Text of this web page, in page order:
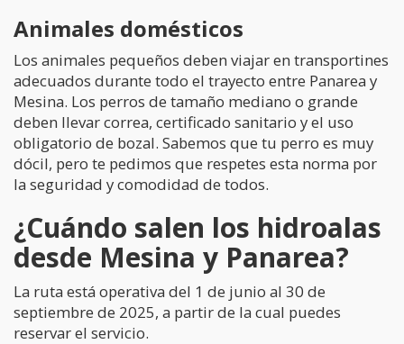
Animales domésticos
Los animales pequeños deben viajar en transportines
adecuados durante todo el trayecto entre Panarea y
Mesina. Los perros de tamaño mediano o grande
deben llevar correa, certificado sanitario y el uso
obligatorio de bozal. Sabemos que tu perro es muy
dócil, pero te pedimos que respetes esta norma por
la seguridad y comodidad de todos.
¿Cuándo salen los hidroalas
desde Mesina y Panarea?
La ruta está operativa del 1 de junio al 30 de
septiembre de 2025, a partir de la cual puedes
reservar el servicio.